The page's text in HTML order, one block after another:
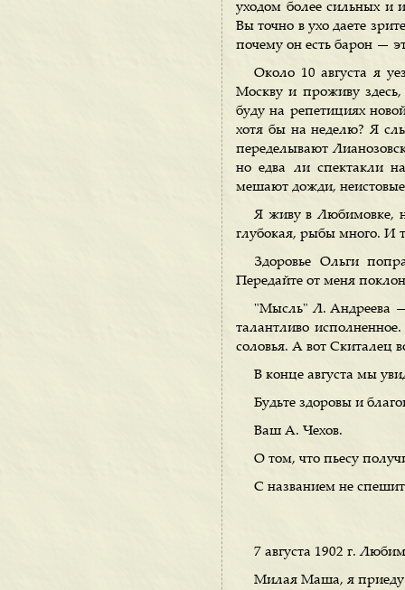
уходом более сильных и
Вы точно в ухо даете
почему он есть барон —
Около 10 августа я
Москву и проживу
буду на репетициях
хотя бы на неделю? Я
переделывают
но едва ли спектакли
мешают дожди,
Я живу в Любимовке,
глубокая, рыбы много. И
Здоровье Ольги
Передайте от меня
"Мысль" Л. Андреева —
талантливо
соловья. А вот Скиталец
В конце августа мы
Будьте здоровы и
Ваш А. Чехов.
О том, что пьесу
С названием не
7 августа 1902 г.
Милая Маша, я приеду